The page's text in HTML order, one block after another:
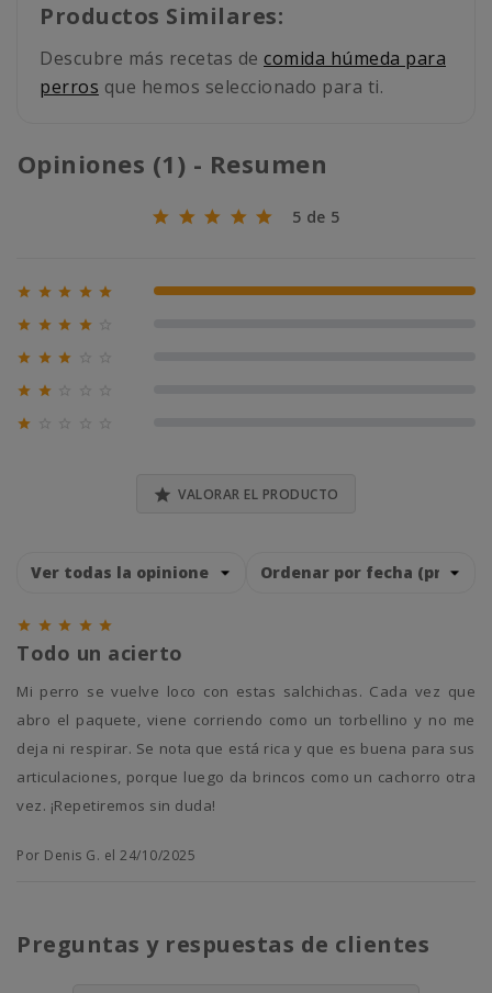
Productos Similares:
Descubre más recetas de comida húmeda para
perros que hemos seleccionado para ti.
Opiniones (1) - Resumen
5 de 5
     100% (1)
   
  
 

 VALORAR EL PRODUCTO
    
Todo un acierto
Mi perro se vuelve loco con estas salchichas. Cada vez que
abro el paquete, viene corriendo como un torbellino y no me
deja ni respirar. Se nota que está rica y que es buena para sus
articulaciones, porque luego da brincos como un cachorro otra
vez. ¡Repetiremos sin duda!
Por Denis G. el 24/10/2025
Preguntas y respuestas de clientes